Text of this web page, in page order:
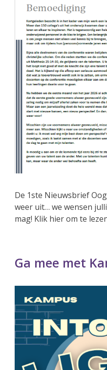
De 1ste Nieuwsbrief
weer uit… we wensen
mag! Klik hier om te
Ga mee met